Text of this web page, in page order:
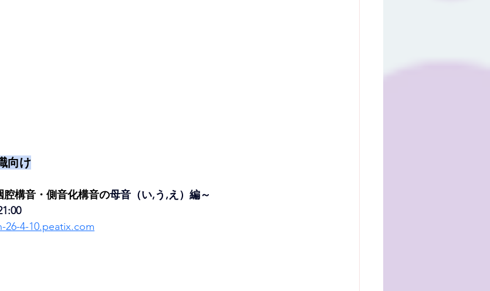
向け
腔構音・側音化構音の母音（い,う,え）編～
26-4-10.peatix.com